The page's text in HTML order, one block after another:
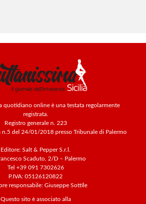
quotidiano online è una testata regolarmente
registrata.
Registro generale n. 223
n.5 del 24/01/2018 presso Tribunale di Palermo
Editore: Salt & Pepper S.r.l.
Scaduto, 2/D – Palermo
Tel +39 091 7302626
P.IVA: 05126120822
responsabile: Giuseppe Sottile
Questo sito è associato alla